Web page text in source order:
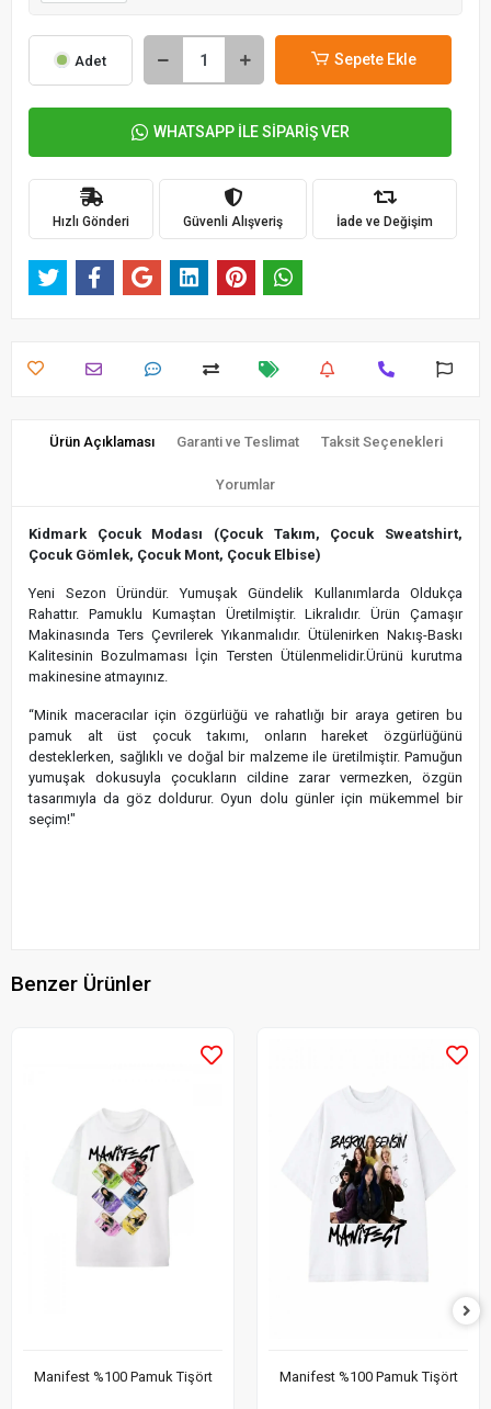
Adet Sepete Ekle
WHATSAPP İLE SİPARİŞ VER
Hızlı Gönderi Güvenli Alışveriş İade ve Değişim
Ürün Açıklaması Garanti ve Teslimat Taksit Seçenekleri
Yorumlar
Kidmark Çocuk Modası (Çocuk Takım, Çocuk Sweatshirt,
Çocuk Gömlek, Çocuk Mont, Çocuk Elbise)
Yeni Sezon Üründür. Yumuşak Gündelik Kullanımlarda Oldukça
Rahattır. Pamuklu Kumaştan Üretilmiştir. Likralıdır. Ürün Çamaşır
Makinasında Ters Çevrilerek Yıkanmalıdır. Ütülenirken Nakış-Baskı
Kalitesinin Bozulmaması İçin Tersten Ütülenmelidir.Ürünü kurutma
makinesine atmayınız.
“Minik maceracılar için özgürlüğü ve rahatlığı bir araya getiren bu
pamuk alt üst çocuk takımı, onların hareket özgürlüğünü
desteklerken, sağlıklı ve doğal bir malzeme ile üretilmiştir. Pamuğun
yumuşak dokusuyla çocukların cildine zarar vermezken, özgün
tasarımıyla da göz doldurur. Oyun dolu günler için mükemmel bir
seçim!"
Benzer Ürünler
Manifest %100 Pamuk Tişört Manifest %100 Pamuk Tişört